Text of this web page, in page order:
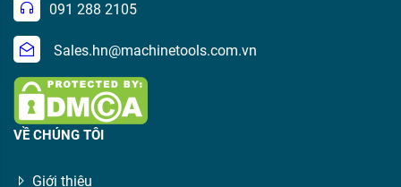
091 288 2105
Sales.hn@machinetools.com.vn
VỀ CHÚNG TÔI
Giới thiệu